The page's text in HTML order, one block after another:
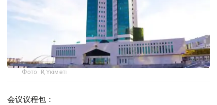
Фото: ҚР Үкіметі
会议议程包：